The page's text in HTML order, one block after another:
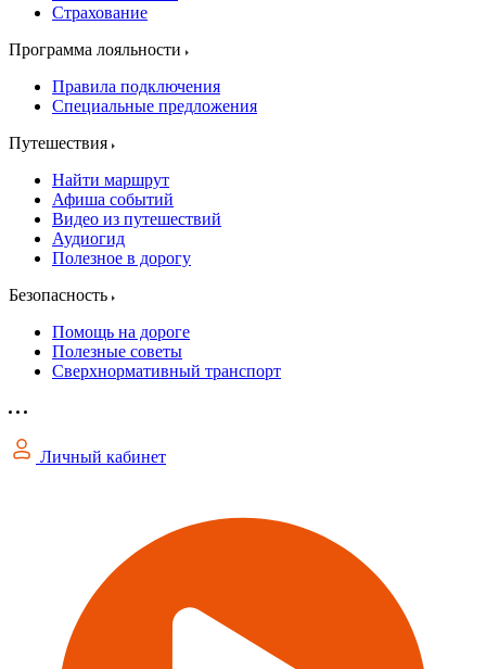
Страхование
Программа лояльности
Правила подключения
Специальные предложения
Путешествия
Найти маршрут
Афиша событий
Видео из путешествий
Аудиогид
Полезное в дорогу
Безопасность
Помощь на дороге
Полезные советы
Сверхнормативный транспорт
Личный кабинет